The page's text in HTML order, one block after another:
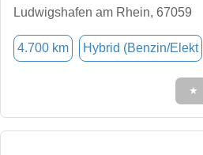
Ludwigshafen am Rhein, 67059
4.700 km Hybrid (Benzin/Elekt
★